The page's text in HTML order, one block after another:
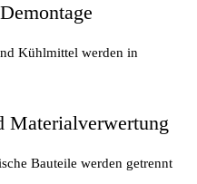
Kühlmittel werden in
Materialverwertung
Bauteile werden getrennt